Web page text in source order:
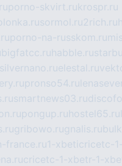
porno-skvirt.rukrospr.ru
sormol.ru2rich.ru
porno-na-russkom.ru
bigfatcc.ru habble.ru
silvernano.ruelestal.ru
pronso54.ru
smartnews03.ru
pongup.ru hostel65.ru
gribowo.rugnalis.ru
france.ru1-xbeticricetc-
cricetc-1-xbetr-1-